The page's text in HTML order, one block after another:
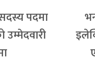
सदस्य पदमा